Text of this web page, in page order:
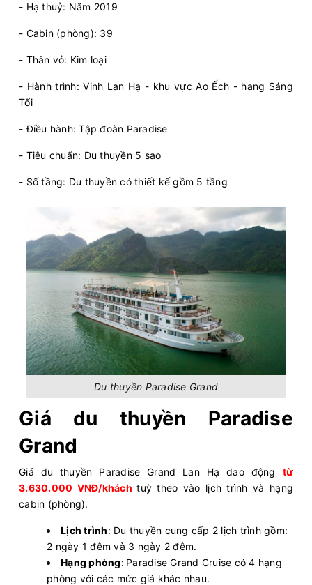
- Hạ thuỷ: Năm 2019
- Cabin (phòng): 39
- Thân vỏ: Kim loại
- Hành trình: Vịnh Lan Hạ - khu vực Ao Ếch - hang Sáng
Tối
- Điều hành: Tập đoàn Paradise
- Tiêu chuẩn: Du thuyền 5 sao
- Số tầng: Du thuyền có thiết kế gồm 5 tầng
Du thuyền Paradise Grand
Giá du thuyền Paradise
Grand
Giá du thuyền Paradise Grand Lan Hạ dao động từ
3.630.000 VNĐ/kháchtuỳ theo vào lịch trình và hạng
cabin (phòng).
Lịch trình: Du thuyền cung cấp 2 lịch trình gồm:
2 ngày 1 đêm và 3 ngày 2 đêm.
Hạng phòng: Paradise Grand Cruise có 4 hạng
phòng với các mức giá khác nhau.